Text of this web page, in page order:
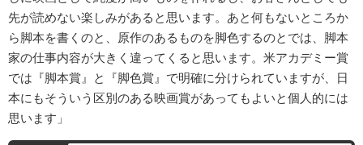
先が読めない楽しみがあると思います。あと何もないところか
ら脚本を書くのと、原作のあるものを脚色するのとでは、脚本
家の仕事内容が大きく違ってくると思います。米アカデミー賞
では『脚本賞』と『脚色賞』で明確に分けられていますが、日
本にもそういう区別のある映画賞があってもよいと個人的には
思います」